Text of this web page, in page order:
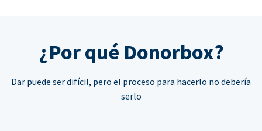
¿Por qué Donorbox?
Dar puede ser difícil, pero el proceso para hacerlo no debería
serlo